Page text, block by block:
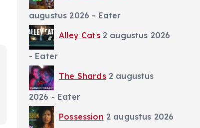
augustus 2026 - Eater
Alley Cats 2 augustus 2026
- Eater
The Shards 2 augustus
2026 - Eater
Possession 2 augustus 2026